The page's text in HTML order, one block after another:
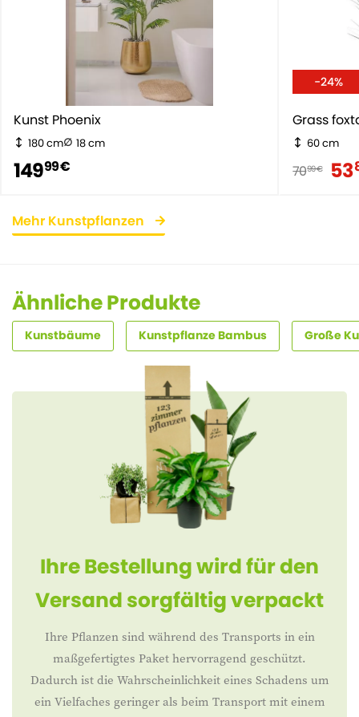
Kunst Phoenix
180 cm 18 cm
14999 €
-24%
Grass
60 cm
7099 € 53
Mehr Kunstpflanzen
Ähnliche Produkte
Kunstbäume Kunstpflanze Bambus Große
Ihre Bestellung wird für den
Versand sorgfältig verpackt
Ihre Pflanzen sind während des Transports in ein
maßgefertigtes Paket hervorragend geschützt.
Dadurch ist die Wahrscheinlichkeit eines Schadens um
ein Vielfaches geringer als beim Transport mit einem